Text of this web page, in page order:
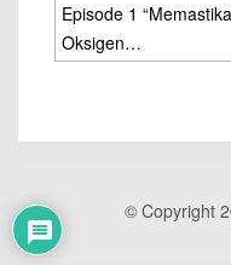
Episode 1
Oksigen…
© Copyright